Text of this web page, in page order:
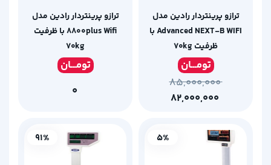
ترازو پرینتردار رادین مدل
Advanced NEXT-B WIFI با
ظرفیت ۷۰kg
تومـــان
۸۵,۰۰۰,۰۰۰
ترازو پرینتردار رادین مدل
۸۸۰۰plus Wifi با ظرفیت
۷۰kg
تومـــان
5%
91%